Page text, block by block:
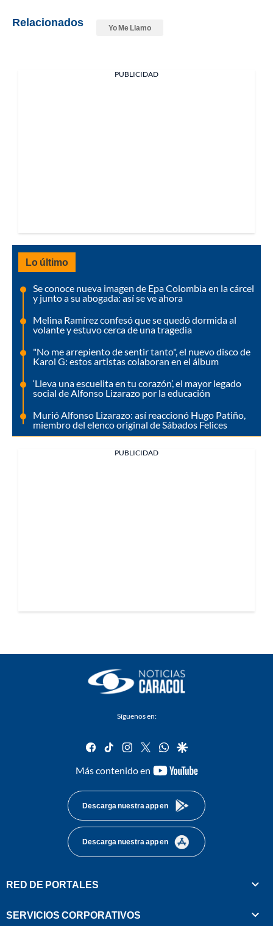
Relacionados Yo Me Llamo
PUBLICIDAD
Lo último
Se conoce nueva imagen de Epa Colombia en la cárcel
y junto a su abogada: así se ve ahora
Melina Ramírez confesó que se quedó dormida al
volante y estuvo cerca de una tragedia
"No me arrepiento de sentir tanto", el nuevo disco de
Karol G: estos artistas colaboran en el álbum
‘Lleva una escuelita en tu corazón’, el mayor legado
social de Alfonso Lizarazo por la educación
Murió Alfonso Lizarazo: así reaccionó Hugo Patiño,
miembro del elenco original de Sábados Felices
PUBLICIDAD
Síguenos en:
facebook
tiktok instagram
twitterwhatsapp
google
Más contenido en
youtube-
Descarga nuestra app en
Descarga nuestra app en
RED DE PORTALES
SERVICIOS CORPORATIVOS